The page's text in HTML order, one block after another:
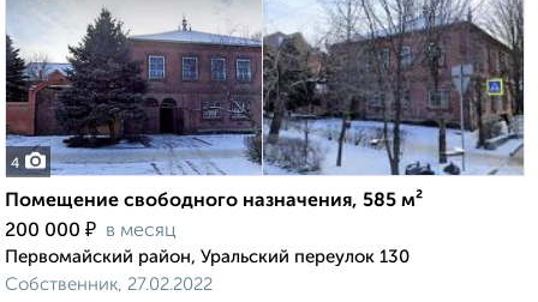
4
Помещение свободного назначения, 585 м²
200 000 ₽ в месяц
Первомайский район, Уральский переулок 130
Собственник, 27.02.2022